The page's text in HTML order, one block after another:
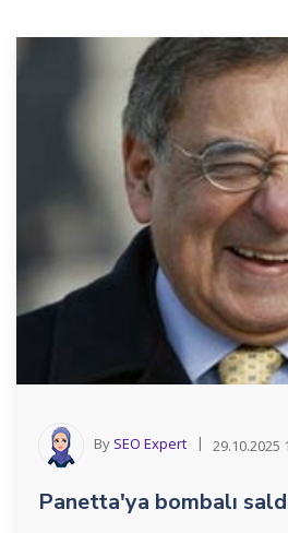
By SEO Expert 29.10.2025
Panetta'ya bombalı